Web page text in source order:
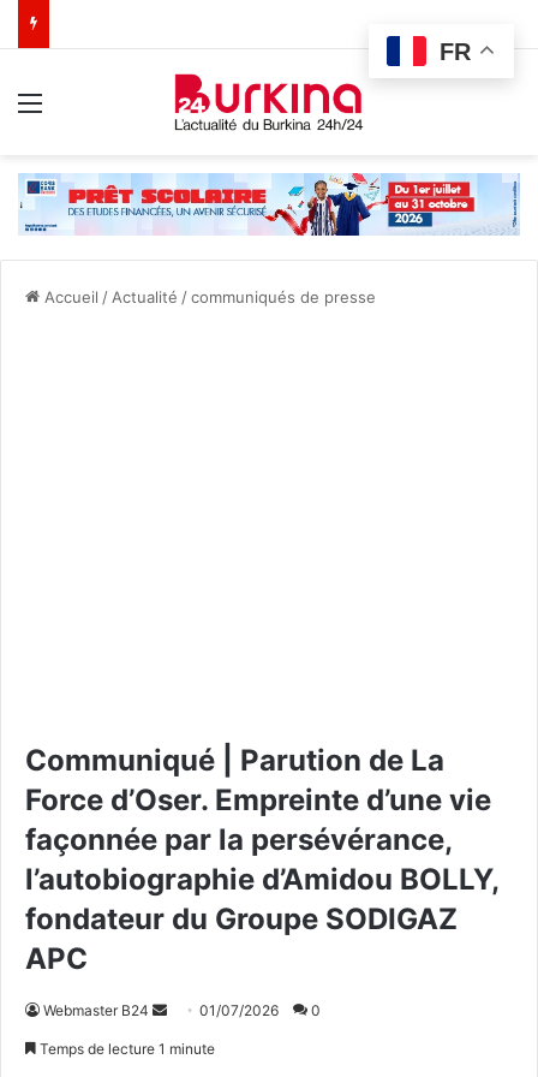
Accueil / Actualité /communiqués de presse
Communiqué | Parution de La
Force d’Oser. Empreinte d’une vie
façonnée par la persévérance,
l’autobiographie d’Amidou BOLLY,
fondateur du Groupe SODIGAZ
APC
Webmaster B24 01/07/2026 0
Temps de lecture 1 minute
FR